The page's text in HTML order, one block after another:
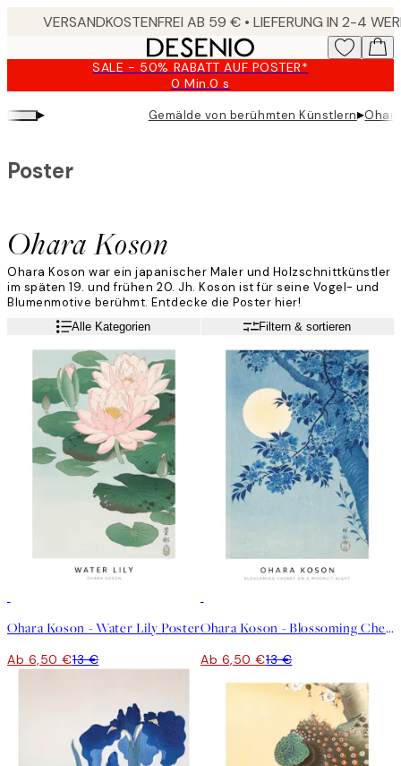
SALE - 50% RABATT AUF POSTER*
0 Min.0 s
Gültig
2026-
▸ Gemälde von berühmten Künstlern▸
Ohara Koson
Poster
Ohara Koson war ein japanischer Maler und Holzschnittkünstler
im späten 19. und frühen 20. Jh. Koson ist für seine Vogel- und
Blumenmotive berühmt. Entdecke die Poster hier!
WeiterlesenAlle Kategorien Filtern & sortieren
Ohara Koson - Water Lily Poster
Ab 6,50 €13 €
Ohara Koson - Blossoming Cherry on a Moonlit Night Poster
Ab 6,50 €13 €